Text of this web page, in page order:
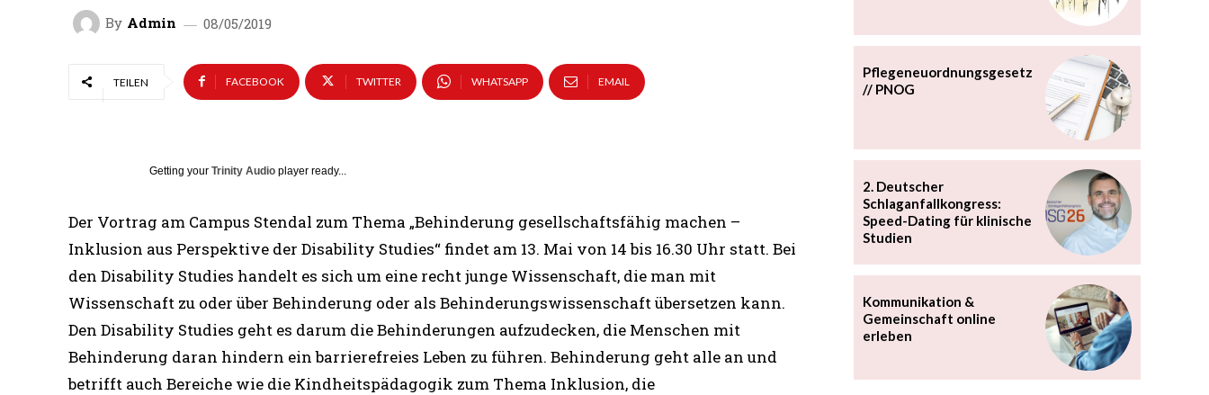
By Admin 08/05/2019
TEILEN FACEBOOK TWITTER WHATSAPP EMAIL
Getting your Trinity Audio player ready...
Der Vortrag am Campus Stendal zum Thema „Behinderung gesellschaftsfähig machen –
Inklusion aus Perspektive der Disability Studies“ findet am 13. Mai von 14 bis 16.30 Uhr statt. Bei
den Disability Studies handelt es sich um eine recht junge Wissenschaft, die man mit
Wissenschaft zu oder über Behinderung oder als Behinderungswissenschaft übersetzen kann.
Den Disability Studies geht es darum die Behinderungen aufzudecken, die Menschen mit
Behinderung daran hindern ein barrierefreies Leben zu führen. Behinderung geht alle an und
betrifft auch Bereiche wie die Kindheitspädagogik zum Thema Inklusion, die
Pflegeneuordnungsgesetz
// PNOG
2. Deutscher
Schlaganfallkongress:
Speed-Dating für klinische
Studien
Kommunikation &
Gemeinschaft online
erleben